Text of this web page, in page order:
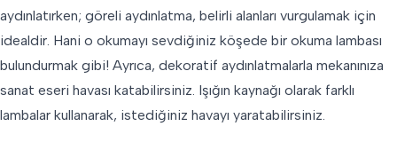
aydınlatırken; göreli aydınlatma, belirli alanları vurgulamak için
idealdir. Hani o okumayı sevdiğiniz köşede bir okuma lambası
bulundurmak gibi! Ayrıca, dekoratif aydınlatmalarla mekanınıza
sanat eseri havası katabilirsiniz. Işığın kaynağı olarak farklı
lambalar kullanarak, istediğiniz havayı yaratabilirsiniz.